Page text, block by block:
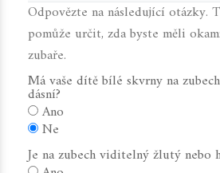
Odpovězte na následující otázky.
pomůže určit, zda byste měli
zubaře.
Má vaše dítě bílé skvrny na
dásní?
Ano
Ne
Je na zubech viditelný žlutý nebo